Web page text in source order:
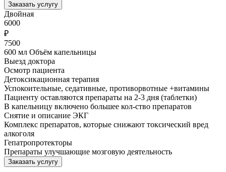
Заказать услугу
Двойная
6000
₽
7500
600 мл Объём капельницы
Выезд доктора
Осмотр пациента
Детоксикационная терапия
Успокоительные, седативные, противорвотные +витамины
Пациенту оставляются препараты на 2-3 дня (таблетки)
В капельницу включено большее кол-ство препаратов
Снятие и описание ЭКГ
Комплекс препаратов, которые снижают токсический вред
алкоголя
Гепатропротекторы
Препараты улучшающие мозговую деятельность
Заказать услугу